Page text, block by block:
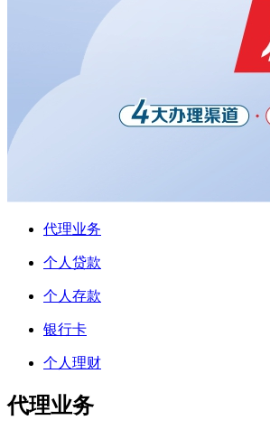
代理业务
个人贷款
个人存款
银行卡
个人理财
代理业务